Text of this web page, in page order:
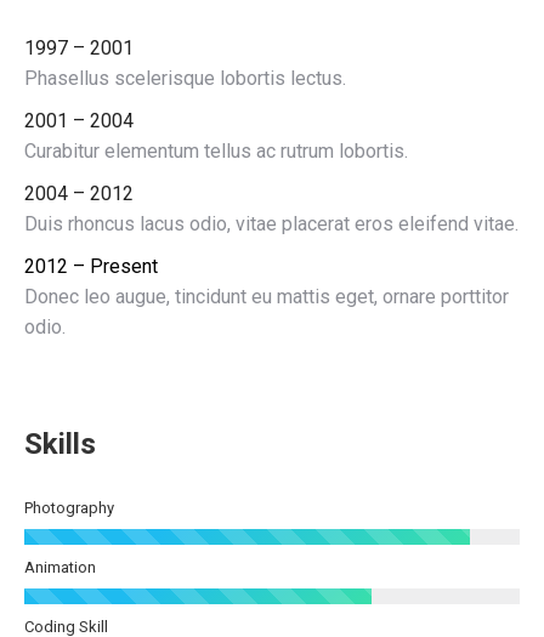
1997 – 2001
Phasellus scelerisque lobortis lectus.
2001 – 2004
Curabitur elementum tellus ac rutrum lobortis.
2004 – 2012
Duis rhoncus lacus odio, vitae placerat eros eleifend vitae.
2012 – Present
Donec leo augue, tincidunt eu mattis eget, ornare porttitor
odio.
Skills
Photography
Animation
Coding Skill